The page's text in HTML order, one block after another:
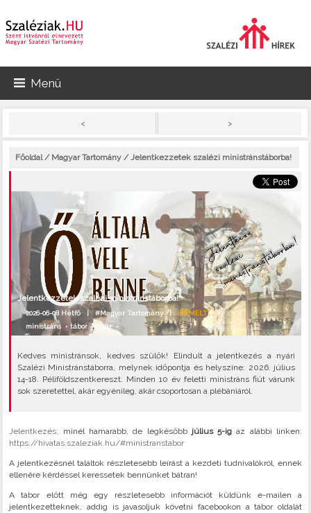
Menü
< >
Főoldal/ Magyar Tartomány / Jelentkezzetek szalézi ministránstáborba!
Jelentkezzetek szalézi ministránstáborba!
2026-06-08 Hétfő |#Magyar Tartomány| KIEMELT
ministráns•tábor• nyár •
Kedves ministránsok, kedves szülők! Elindult a jelentkezés a nyári
Szalézi Ministránstáborra, melynek időpontja és helyszíne: 2026. július
14-18. Péliföldszentkereszt. Minden 10 év feletti ministráns fiút várunk
sok szeretettel, akár egyénileg, akár csoportosan a plébániáról.
Jelentkezés: minél hamarabb, de legkésőbb július 5-ig az alábbi linken:
https://hivatas.szaleziak.hu/#ministranstabor
A jelentkezésnél találtok részletesebb leírást a kezdeti tudnivalókról, ennek
ellenére kérdéssel keressetek bennünket bátran!
A tábor előtt még egy részletesebb információt küldünk e-mailen a
jelentkezetteknek, addig is javasoljuk követni facebookon a tábor oldalát